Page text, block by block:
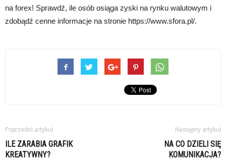
na forex! Sprawdź, ile osób osiąga zyski na rynku walutowym i
zdobądź cenne informacje na stronie https://www.sfora.pl/.
Poprzedni artykuł
ILE ZARABIA GRAFIK
KREATYWNY?
Następny artykuł
NA CO DZIELI SIĘ
KOMUNIKACJA?